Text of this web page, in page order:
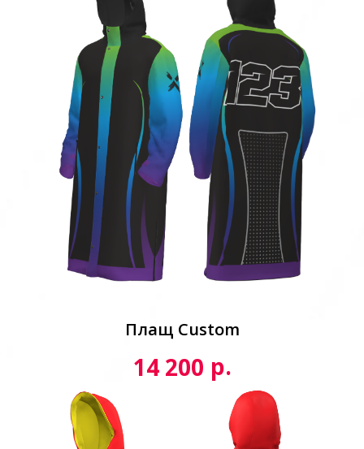
Плащ Custom
14 200 р.